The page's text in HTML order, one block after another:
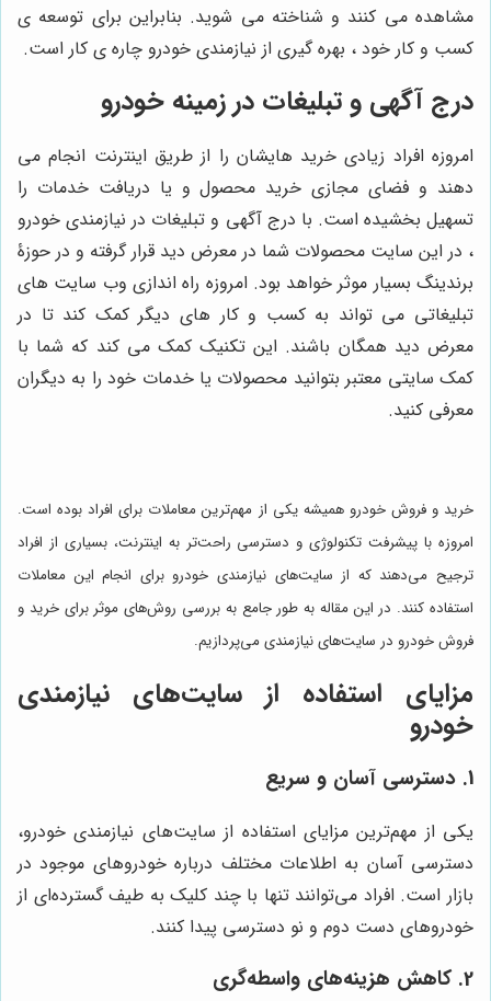
مشاهده می کنند و شناخته می شوید. بنابراین برای توسعه ی
کسب و کار خود ، بهره گیری از نیازمندی خودرو چاره ی کار است.
درج آگهی و تبلیغات در زمینه خودرو
امروزه افراد زیادی خرید هایشان را از طریق اینترنت انجام می
دهند و فضای مجازی خرید محصول و یا دریافت خدمات را
تسهیل بخشیده است. با درج آگهی و تبلیغات در نیازمندی خودرو
، در این سایت محصولات شما در معرض دید قرار گرفته و در حوزۀ
برندینگ بسیار موثر خواهد بود. امروزه راه اندازی وب سایت های
تبلیغاتی می تواند به کسب و کار های دیگر کمک کند تا در
معرض دید همگان باشند. این تکنیک کمک می کند که شما با
کمک سایتی معتبر بتوانید محصولات یا خدمات خود را به دیگران
معرفی کنید.
خرید و فروش خودرو همیشه یکی از مهم‌ترین معاملات برای افراد بوده است.
امروزه با پیشرفت تکنولوژی و دسترسی راحت‌تر به اینترنت، بسیاری از افراد
ترجیح می‌دهند که از سایت‌های نیازمندی خودرو برای انجام این معاملات
استفاده کنند. در این مقاله به طور جامع به بررسی روش‌های موثر برای خرید و
فروش خودرو در سایت‌های نیازمندی می‌پردازیم.
مزایای استفاده از سایت‌های نیازمندی
خودرو
1. دسترسی آسان و سریع
یکی از مهم‌ترین مزایای استفاده از سایت‌های نیازمندی خودرو،
دسترسی آسان به اطلاعات مختلف درباره خودروهای موجود در
بازار است. افراد می‌توانند تنها با چند کلیک به طیف گسترده‌ای از
خودروهای دست دوم و نو دسترسی پیدا کنند.
2. کاهش هزینه‌های واسطه‌گری